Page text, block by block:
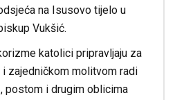
na Isusovo tijelo u
Vukšić.
katolici pripravljaju za
zajedničkom molitvom radi
postom i drugim oblicima